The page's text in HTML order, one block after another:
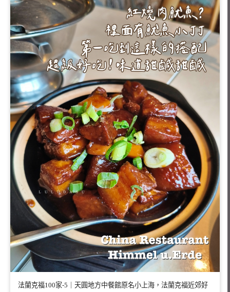
法蘭克福100家-5｜天圓地方中餐館原名小上海，法蘭克福近郊好